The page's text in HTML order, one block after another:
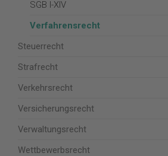
SGB I-XIV
Verfahrensrecht
Steuerrecht
Strafrecht
Verkehrsrecht
Versicherungsrecht
Verwaltungsrecht
Wettbewerbsrecht